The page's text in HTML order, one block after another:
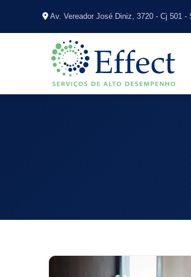
Av. Vereador José Diniz, 3720 - Cj 501